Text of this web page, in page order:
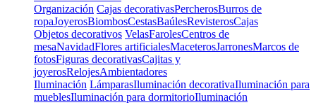
Organización Cajas decorativasPercherosBurros de
ropaJoyerosBiombosCestasBaúlesRevisterosCajas
Objetos decorativos VelasFarolesCentros de
mesaNavidadFlores artificialesMaceterosJarronesMarcos de
fotosFiguras decorativasCajitas y
joyerosRelojesAmbientadores
Iluminación LámparasIluminación decorativaIluminación para
mueblesIluminación para dormitorioIluminación